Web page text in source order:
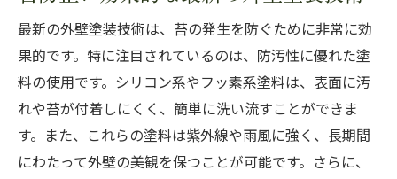
外壁塗装による苔発生抑制の効果検証
苔防止に効果的な外壁塗料の種類と特徴
環境に配慮した苔防止外壁塗装の選び方
外壁塗装での苔発生を防ぐための注意点
外壁塗装で苔を防ぎながら美しさを維持する秘
最新の外壁塗装技術は、苔の発生を防ぐために非常に効
果的です。特に注目されているのは、防汚性に優れた塗
料の使用です。シリコン系やフッ素系塗料は、表面に汚
れや苔が付着しにくく、簡単に洗い流すことができま
す。また、これらの塗料は紫外線や雨風に強く、長期間
にわたって外壁の美観を保つことが可能です。さらに、